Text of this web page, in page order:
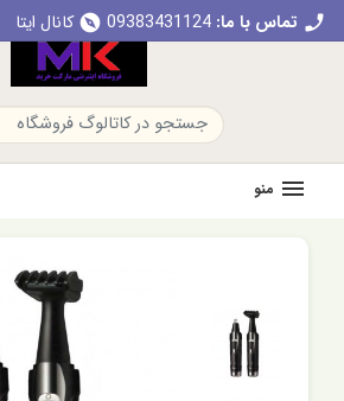
call تماس با ما: 09383431124
explore کانال ایتا
منو